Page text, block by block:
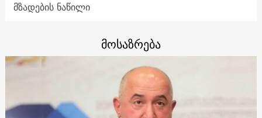
მზადების ნაწილი
მოსაზრება